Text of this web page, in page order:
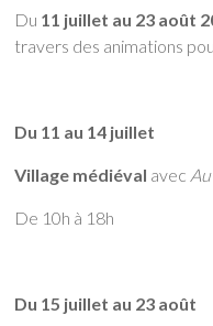
Du 11 juillet au 23 août
travers des animations
Du 11 au 14 juillet
Village médiéval avec
De 10h à 18h
Du 15 juillet au 23 août